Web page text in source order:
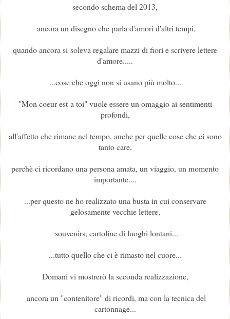
secondo schema del 2013,
ancora un disegno che parla d'amori d'altri tempi,
quando ancora si soleva regalare mazzi di fiori e scrivere lettere
d'amore.....
...cose che oggi non si usano più molto...
"Mon coeur est a toi" vuole essere un omaggio ai sentimenti
profondi,
all'affetto che rimane nel tempo, anche per quelle cose che ci sono
tanto care,
perchè ci ricordano una persona amata, un viaggio, un momento
importante....
...per questo ne ho realizzato una busta in cui conservare
gelosamente vecchie lettere,
souvenirs, cartoline di luoghi lontani...
...tutto quello che ci è rimasto nel cuore...
Domani vi mostrerò la seconda realizzazione,
ancora un "contenitore" di ricordi, ma con la tecnica del
cartonnage...